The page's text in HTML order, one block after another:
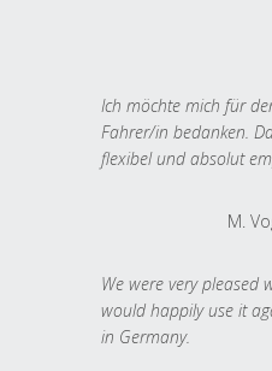
Ich möchte mich für
Fahrer/in bedanken.
flexibel und absolut
M.
We were very pleased
would happily use it
in Germany.